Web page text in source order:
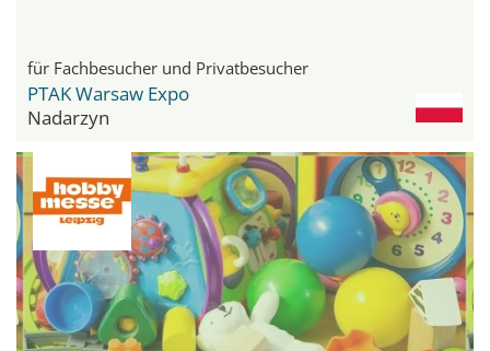
für Fachbesucher und Privatbesucher
PTAK Warsaw Expo
Nadarzyn